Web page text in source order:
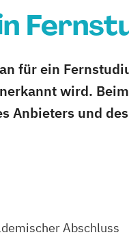
für ein
wird.
Anbieters und
Abschluss